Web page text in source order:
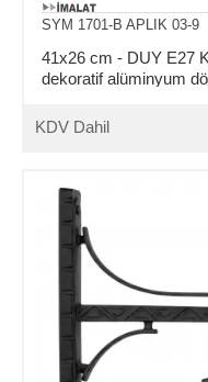
SYM 1701-B APLIK 03-9
41x26 cm - DUY E27
dekoratif alüminyum
KDV Dahil